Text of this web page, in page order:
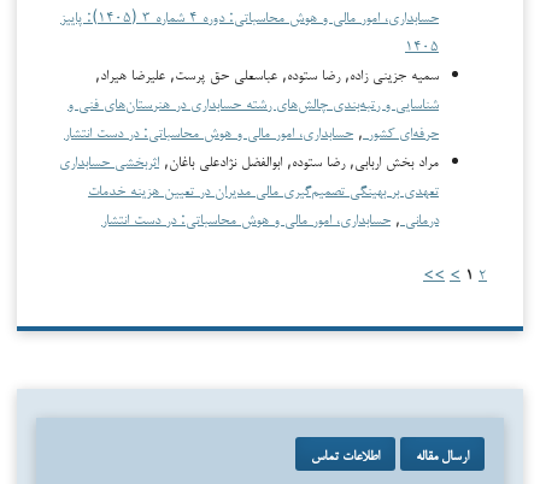
حسابداری، امور مالی و هوش محاسباتی: دوره ۴ شماره ۳ (۱۴۰۵): پاییز
۱۴۰۵
سمیه جزینی زاده, رضا ستوده, عباسعلی حق پرست, علیرضا هیراد,
شناسایی و رتبه‌بندی چالش‌های رشته حسابداری در هنرستان‌های فنی و
حرفه‌ای کشور , حسابداری، امور مالی و هوش محاسباتی: در دست انتشار
مراد بخش اربابی, رضا ستوده, ابوالفضل نژادعلی باغان, اثربخشی حسابداری
تعهدی بر بهینگی تصمیم‌گیری مالی مدیران در تعیین هزینه خدمات
درمانی , حسابداری، امور مالی و هوش محاسباتی: در دست انتشار
۱ ۲ >
>>
ارسال مقاله اطلاعات تماس